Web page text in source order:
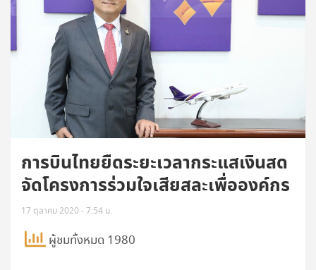
การบินไทยยืดระยะเวลากระแสเงินสด
จัดโครงการร่วมใจเสียสละเพื่อองค์กร
17 ตุลาคม 2020 - 7:54 น.
ผู้ชมทั้งหมด 1980